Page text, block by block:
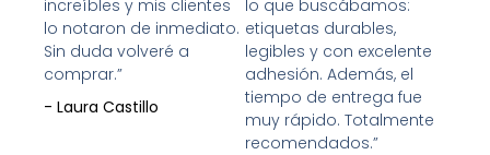
increíbles y mis clientes
lo notaron de inmediato.
Sin duda volveré a
comprar.”
- Laura Castillo
lo que buscábamos:
etiquetas durables,
legibles y con excelente
adhesión. Además, el
tiempo de entrega fue
muy rápido. Totalmente
recomendados.”